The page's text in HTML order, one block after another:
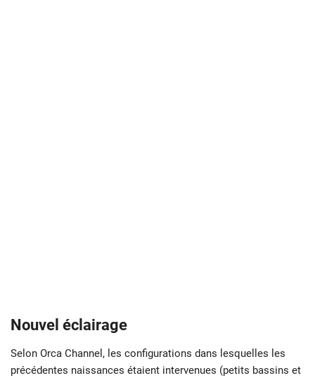
Nouvel éclairage
Selon Orca Channel, les configurations dans lesquelles les
précédentes naissances étaient intervenues (petits bassins et